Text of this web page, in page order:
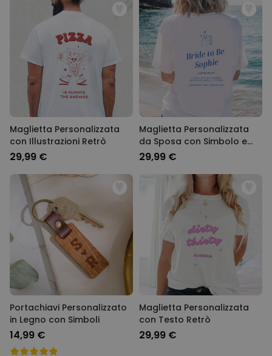
Maglietta Personalizzata
con Illustrazioni Retrò
29,99 €
Maglietta Personalizzata
da Sposa con Simbolo e
Testo
29,99 €
Portachiavi Personalizzato
in Legno con Simboli
14,99 €
Maglietta Personalizzata
con Testo Retrò
29,99 €